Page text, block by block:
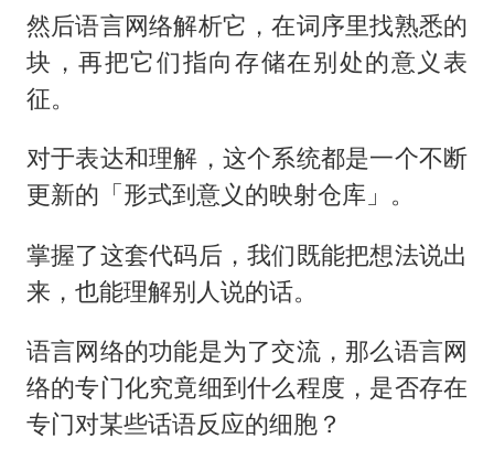
然后语言网络解析它，在词序里找熟悉的
块，再把它们指向存储在别处的意义表
征。
对于表达和理解，这个系统都是一个不断
更新的「形式到意义的映射仓库」。
掌握了这套代码后，我们既能把想法说出
来，也能理解别人说的话。
语言网络的功能是为了交流，那么语言网
络的专门化究竟细到什么程度，是否存在
专门对某些话语反应的细胞？